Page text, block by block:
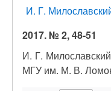
И. Г.
2017. № 2, 48-51
И. Г.
МГУ им. М. В.